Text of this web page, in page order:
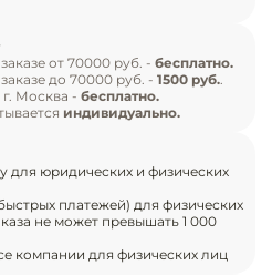
Нейтральное
общепита
Линии
(без полки) – 0,32 м²;
LED.
Electrolux;
из шлифованной
термостат;
– пенополиуретан;
купе;
от 70000 руб. - бесплатно.
до 70000 руб. - 1500 руб..
Москва - бесплатно.
индивидуально.
для юридических и физических
платежей) для физических
не может превышать 1 000
компании для физических лиц